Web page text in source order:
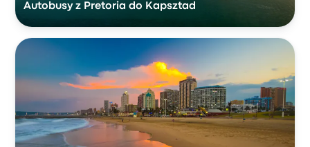
Autobusy z Pretoria do Kapsztad